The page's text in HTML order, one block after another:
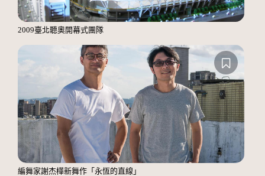
2009臺北聽奧開幕式團隊
編舞家謝杰樺新舞作「永恆的直線」